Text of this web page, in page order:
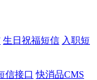
生日祝福短信 入职短
信接口 快消品CMS